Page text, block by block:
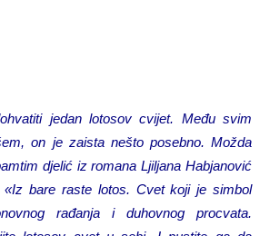
jedan lotosov cvijet. Među svim
on je zaista nešto posebno. Možda
djelić iz romana Ljiljana Habjanović
bare raste lotos. Cvet koji je simbol
rađanja i duhovnog procvata.